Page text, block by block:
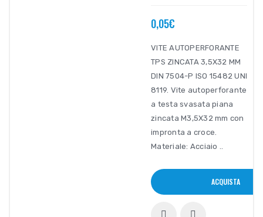
0,05€
VITE AUTOPERFORANTE
TPS ZINCATA 3,5X32 MM
DIN 7504-P ISO 15482 UNI
8119. Vite autoperforante
a testa svasata piana
zincata M3,5X32 mm con
impronta a croce.
Materiale: Acciaio ..
ACQUISTA